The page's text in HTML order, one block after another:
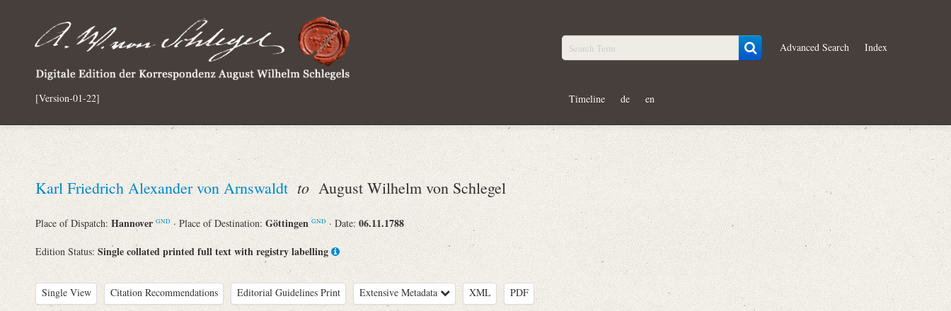
[Version-01-22]
Advanced Search Index
Timeline de en
Karl Friedrich Alexander von Arnswaldt to August Wilhelm von Schlegel
Place of Dispatch: Hannover GND · Place of Destination: Göttingen GND · Date: 06.11.1788
Edition Status: Single collated printed full text with registry labelling
Single View Citation Recommendations Editorial Guidelines Print Extensive Metadata XML PDF